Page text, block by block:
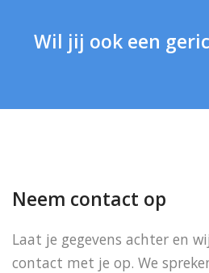
Wil jij ook een
Neem contact op
Laat je gegevens achter en
contact met je op. We